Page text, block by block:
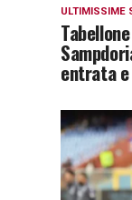
ULTIMISSIME
entrata